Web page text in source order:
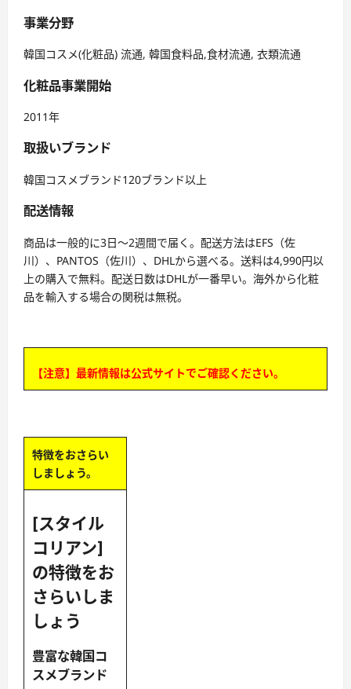
事業分野
韓国コスメ(化粧品) 流通, 韓国食料品,食材流通, 衣類流通
化粧品事業開始
2011年
取扱いブランド
韓国コスメブランド120ブランド以上
配送情報
商品は一般的に3日〜2週間で届く。配送方法はEFS（佐
川）、PANTOS（佐川）、DHLから選べる。送料は4,990円以
上の購入で無料。配送日数はDHLが一番早い。海外から化粧
品を輸入する場合の関税は無税。
【注意】最新情報は公式サイトでご確認ください。
特徴をおさらい
しましょう。
[スタイル
コリアン]
の特徴をお
さらいしま
しょう
豊富な韓国コ
スメブランド